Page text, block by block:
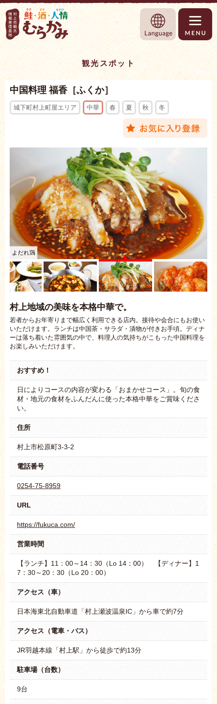
村上市観光情報総合サイト 村上市観光
Language
観光スポット
中国料理 福香［ふくか］
城下町村上町屋エリア 中華 春 夏 秋 冬
よだれ鶏
村上地域の美味を本格中華で。
若者からお年寄りまで幅広く利用できる店内。接待や会合にもお使い
いただけます。ランチは中国茶・サラダ・漬物が付きお手頃。ディナ
ーは落ち着いた雰囲気の中で、料理人の気持ちがこもった中国料理を
お楽しみいただけます。
おすすめ！
日によりコースの内容が変わる「おまかせコース」。旬の食
材・地元の食材をふんだんに使った本格中華をご賞味くださ
い。
住所
村上市松原町3-3-2
電話番号
0254-75-8959
URL
https://fukuca.com/
営業時間
【ランチ】11：00～14：30（Lo 14：00） 【ディナー】1
7：30～20：30（Lo 20：00）
アクセス（車）
日本海東北自動車道「村上瀬波温泉IC」から車で約7分
アクセス（電車・バス）
JR羽越本線「村上駅」から徒歩で約13分
駐車場（台数）
9台